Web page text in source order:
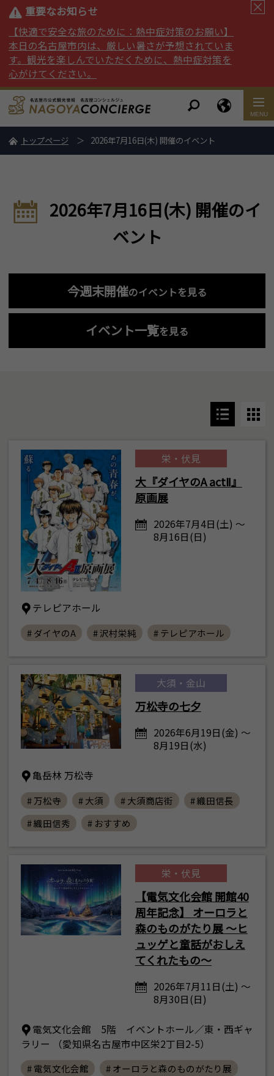
重要なお知らせ
【快適で安全な旅のために：熱中症対策のお願い】
本日の名古屋市内は、厳しい暑さが予想されていま
す。観光を楽しんでいただくために、熱中症対策を
心がけてください。
トップページ 2026年7月16日(木) 開催のイベント
2026年7月16日(木) 開催のイ
ベント
今週末開催のイベントを見る
イベント一覧を見る
栄・伏見
大『ダイヤのA actⅡ』
原画展
2026年7月4日(土) ～
8月16日(日)
テレピアホール
# ダイヤのA # 沢村栄純 # テレピアホール
大須・金山
万松寺の七夕
2026年6月19日(金) ～
8月19日(水)
亀岳林 万松寺
# 万松寺 # 大須 # 大須商店街
# 織田信長
# 織田信秀
# おすすめ
栄・伏見
【電気文化会館 開館40
周年記念】 オーロラと
森のものがたり展 ～ヒ
ュッゲと童話がおしえ
てくれたもの～
2026年7月11日(土) ～
8月30日(日)
電気文化会館 5階 イベントホール／東・西ギャ
ラリー （愛知県名古屋市中区栄2丁目2-5）
# 電気文化会館
# オーロラと森のものがたり展